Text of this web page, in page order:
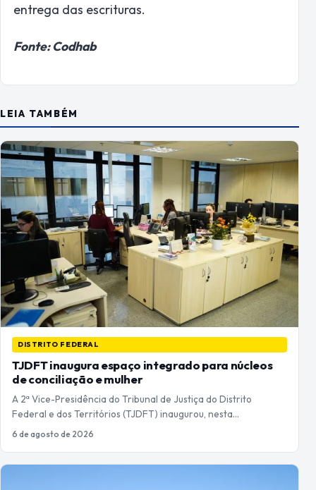
entrega das escrituras.
Fonte: Codhab
LEIA TAMBÉM
DISTRITO FEDERAL
TJDFT inaugura espaço integrado para núcleos
de conciliação e mulher
A 2ª Vice-Presidência do Tribunal de Justiça do Distrito
Federal e dos Territórios (TJDFT) inaugurou, nesta…
6 de agosto de 2026